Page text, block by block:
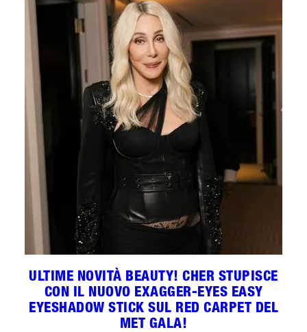
ULTIME NOVITÀ BEAUTY! CHER STUPISCE
CON IL NUOVO EXAGGER-EYES EASY
EYESHADOW STICK SUL RED CARPET DEL
MET GALA!